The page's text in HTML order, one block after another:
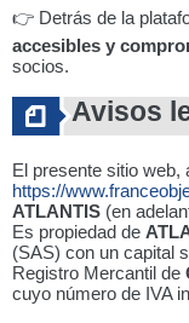
👉 Detrás de la
accesibles y
socios.
Avisos
El presente sitio web,
https://
ATLANTIS (en
Es propiedad de
(SAS) con un capital
Registro Mercantil de
cuyo número de IVA